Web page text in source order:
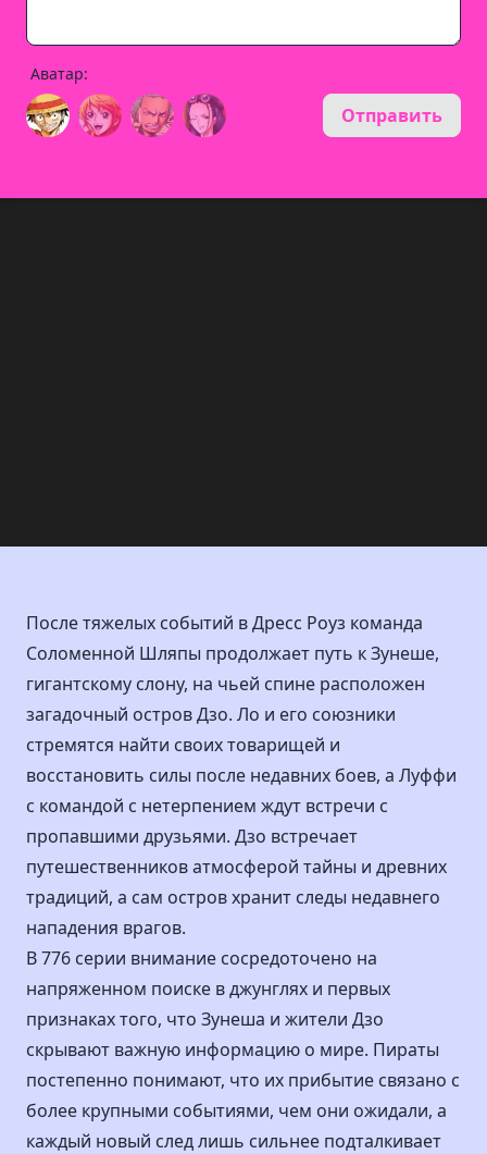
Аватар:
Отправить
После тяжелых событий в Дресс Роуз команда
Соломенной Шляпы продолжает путь к Зунеше,
гигантскому слону, на чьей спине расположен
загадочный остров Дзо. Ло и его союзники
стремятся найти своих товарищей и
восстановить силы после недавних боев, а Луффи
с командой с нетерпением ждут встречи с
пропавшими друзьями. Дзо встречает
путешественников атмосферой тайны и древних
традиций, а сам остров хранит следы недавнего
нападения врагов.
В 776 серии внимание сосредоточено на
напряженном поиске в джунглях и первых
признаках того, что Зунеша и жители Дзо
скрывают важную информацию о мире. Пираты
постепенно понимают, что их прибытие связано с
более крупными событиями, чем они ожидали, а
каждый новый след лишь сильнее подталкивает